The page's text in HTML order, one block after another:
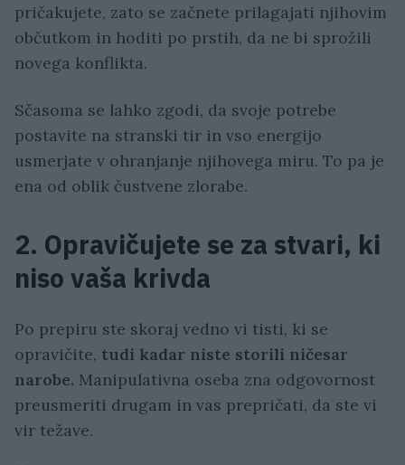
pričakujete, zato se začnete prilagajati njihovim
občutkom in hoditi po prstih, da ne bi sprožili
novega konflikta.
Sčasoma se lahko zgodi, da svoje potrebe
postavite na stranski tir in vso energijo
usmerjate v ohranjanje njihovega miru. To pa je
ena od oblik čustvene zlorabe.
2. Opravičujete se za stvari, ki
niso vaša krivda
Po prepiru ste skoraj vedno vi tisti, ki se
opravičite, tudi kadar niste storili ničesar
narobe. Manipulativna oseba zna odgovornost
preusmeriti drugam in vas prepričati, da ste vi
vir težave.